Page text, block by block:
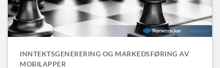
INNTEKTSGENERERING OG MARKEDSFØRING AV
MOBILAPPER